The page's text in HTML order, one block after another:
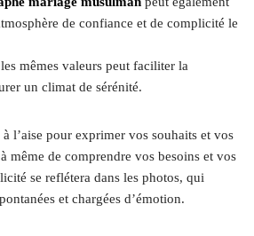
de confiance et de complicité le
mêmes valeurs peut faciliter la
un climat de sérénité.
l’aise pour exprimer vos souhaits et vos
même de comprendre vos besoins et vos
se reflétera dans les photos, qui
et chargées d’émotion.